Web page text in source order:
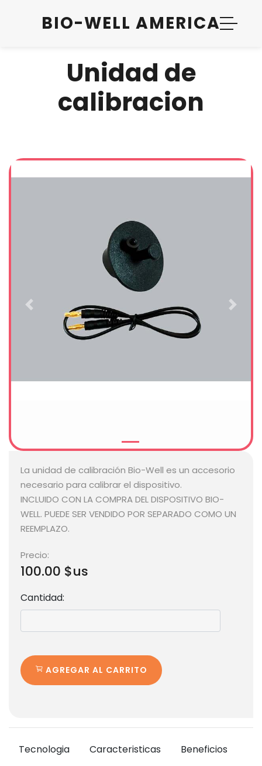
BIO-WELL AMERICA
Unidad de
calibracion
Previous Next
La unidad de calibración Bio-Well es un accesorio
necesario para calibrar el dispositivo.
INCLUIDO CON LA COMPRA DEL DISPOSITIVO BIO-
WELL. PUEDE SER VENDIDO POR SEPARADO COMO UN
REEMPLAZO.
Precio:
100.00 $us
Cantidad:
AGREGAR AL CARRITO
Tecnologia Caracteristicas
Beneficios